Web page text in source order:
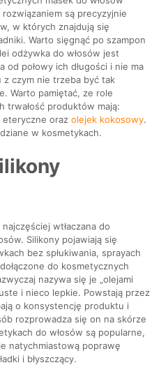
są precyzyjnie
w których znajdują się
Warto sięgnąć po szampon
odżywka do włosów jest
od połowy ich długości i nie ma
czym nie trzeba być tak
Warto pamiętać, ze role
trwałość produktów mają:
eteryczne orazolejek kokosowy.
w kosmetykach.
wtłaczana do
Silikony pojawiają się
bez spłukiwania, sprayach
do kosmetycznych
nazywa się je „olejami
i nieco lepkie. Powstają przez
o konsystencję produktu i
rozprowadza się on na skórze
do włosów są popularne,
natychmiastową poprawę
i błyszczący.